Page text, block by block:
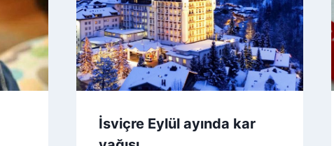
İsviçre Eylül ayında kar